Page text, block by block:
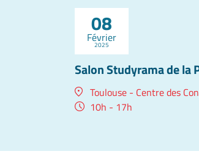
08
Février
2025
Salon Studyrama de la
Toulouse - Centre des
10h - 17h